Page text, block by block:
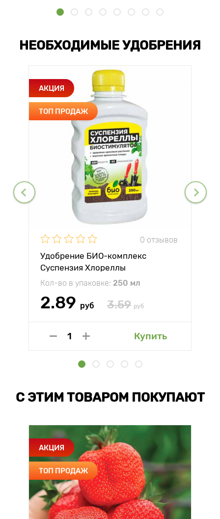
НЕОБХОДИМЫЕ УДОБРЕНИЯ
АКЦИЯ
ТОП ПРОДАЖ
0 отзывов
Удобрение БИО-комплекс
Суспензия Хлореллы
Кол-во в упаковке: 250 мл
2.89 руб 3.59 руб
Купить
С ЭТИМ ТОВАРОМ ПОКУПАЮТ
АКЦИЯ
ТОП ПРОДАЖ